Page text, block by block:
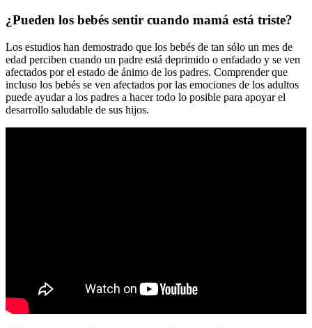
¿Pueden los bebés sentir cuando mamá está triste?
Los estudios han demostrado que los bebés de tan sólo un mes de
edad perciben cuando un padre está deprimido o enfadado y se ven
afectados por el estado de ánimo de los padres. Comprender que
incluso los bebés se ven afectados por las emociones de los adultos
puede ayudar a los padres a hacer todo lo posible para apoyar el
desarrollo saludable de sus hijos.